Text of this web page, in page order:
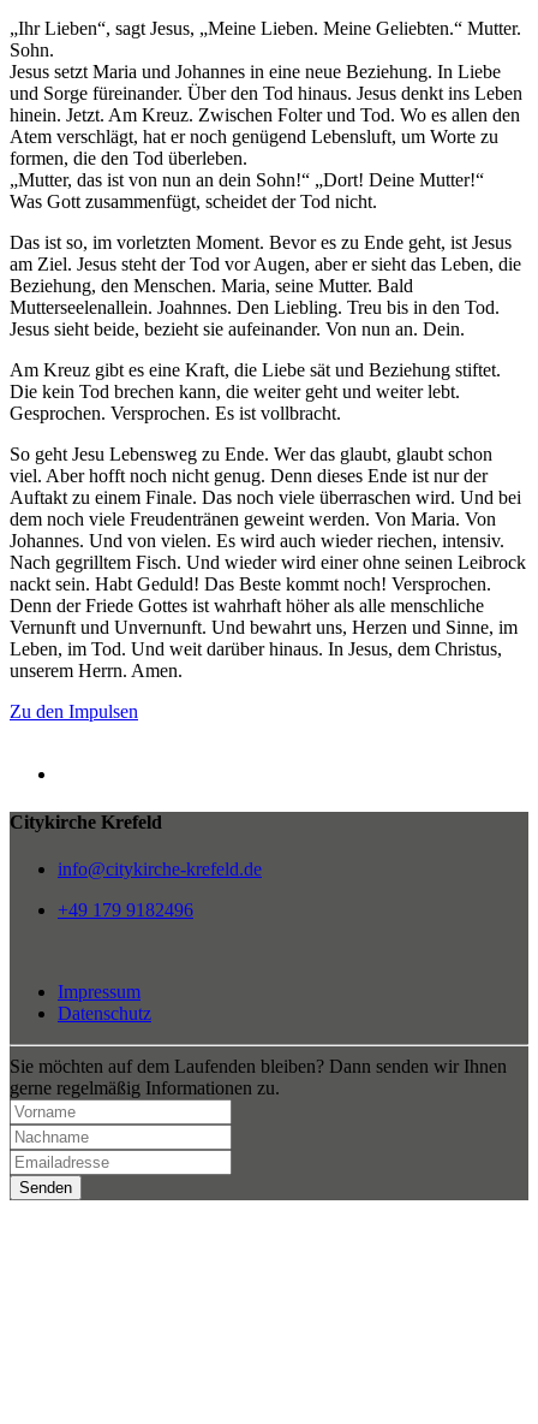
„Ihr Lieben“, sagt Jesus, „Meine Lieben. Meine Geliebten.“ Mutter.
Sohn.
Jesus setzt Maria und Johannes in eine neue Beziehung. In Liebe
und Sorge füreinander. Über den Tod hinaus. Jesus denkt ins Leben
hinein. Jetzt. Am Kreuz. Zwischen Folter und Tod. Wo es allen den
Atem verschlägt, hat er noch genügend Lebensluft, um Worte zu
formen, die den Tod überleben.
„Mutter, das ist von nun an dein Sohn!“ „Dort! Deine Mutter!“
Was Gott zusammenfügt, scheidet der Tod nicht.
Das ist so, im vorletzten Moment. Bevor es zu Ende geht, ist Jesus
am Ziel. Jesus steht der Tod vor Augen, aber er sieht das Leben, die
Beziehung, den Menschen. Maria, seine Mutter. Bald
Mutterseelenallein. Joahnnes. Den Liebling. Treu bis in den Tod.
Jesus sieht beide, bezieht sie aufeinander. Von nun an. Dein.
Am Kreuz gibt es eine Kraft, die Liebe sät und Beziehung stiftet.
Die kein Tod brechen kann, die weiter geht und weiter lebt.
Gesprochen. Versprochen. Es ist vollbracht.
So geht Jesu Lebensweg zu Ende. Wer das glaubt, glaubt schon
viel. Aber hofft noch nicht genug. Denn dieses Ende ist nur der
Auftakt zu einem Finale. Das noch viele überraschen wird. Und bei
dem noch viele Freudentränen geweint werden. Von Maria. Von
Johannes. Und von vielen. Es wird auch wieder riechen, intensiv.
Nach gegrilltem Fisch. Und wieder wird einer ohne seinen Leibrock
nackt sein. Habt Geduld! Das Beste kommt noch! Versprochen.
Denn der Friede Gottes ist wahrhaft höher als alle menschliche
Vernunft und Unvernunft. Und bewahrt uns, Herzen und Sinne, im
Leben, im Tod. Und weit darüber hinaus. In Jesus, dem Christus,
unserem Herrn. Amen.
Zu den Impulsen
Citykirche Krefeld
info@citykirche-krefeld.de
+49 179 9182496
Impressum
Datenschutz
Sie möchten auf dem Laufenden bleiben? Dann senden wir Ihnen
gerne regelmäßig Informationen zu.
Senden